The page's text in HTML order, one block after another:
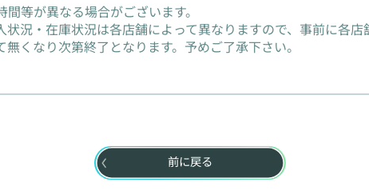
等が異なる場合がございます。
況・在庫状況は各店舗によって異なりますので、事前に各店
くなり次第終了となります。予めご了承下さい。
前に戻る